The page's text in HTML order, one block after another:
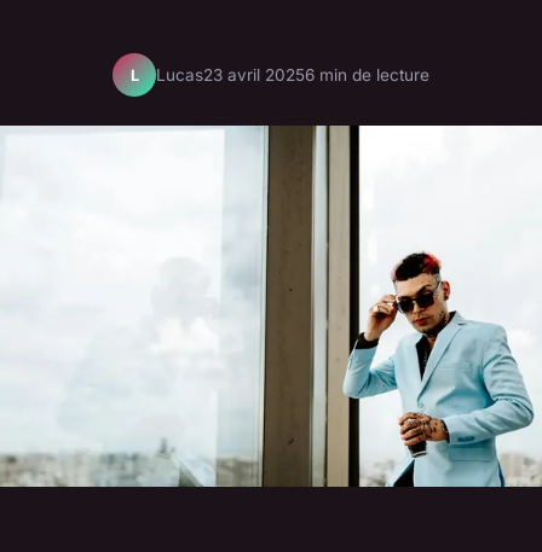
L Lucas23 avril 20256 min de lecture